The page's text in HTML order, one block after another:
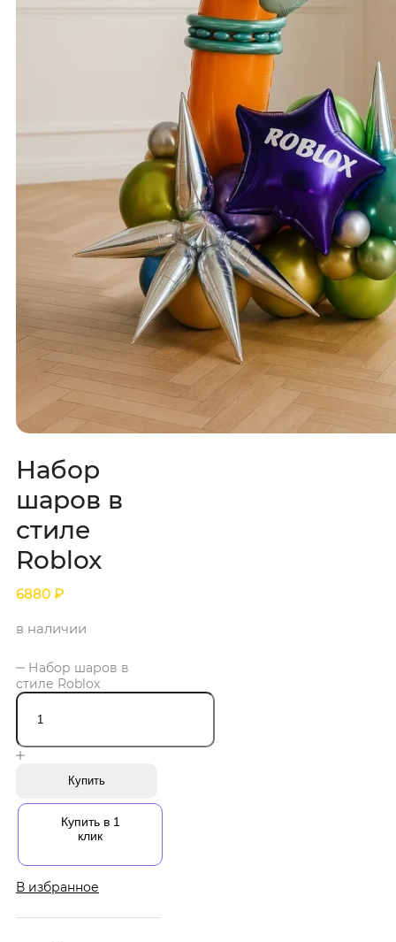
Набор
шаров в
стиле
Roblox
6880 ₽
в наличии
Набор шаров в
стиле Roblox
Купить
Купить в 1
клик
В избранное